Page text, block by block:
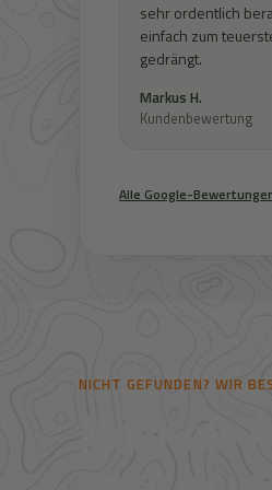
sehr ordentlich
einfach zum
gedrängt.
Markus H.
Kundenbewertung
Alle Google-Bewertungen
NICHT GEFUNDEN? WIR